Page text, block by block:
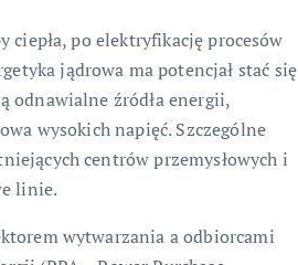
po elektryfikację procesów
jądrowa ma potencjał stać się
odnawialne źródła energii,
wysokich napięć. Szczególne
centrów przemysłowych i
linie.
wytwarzania a odbiorcami